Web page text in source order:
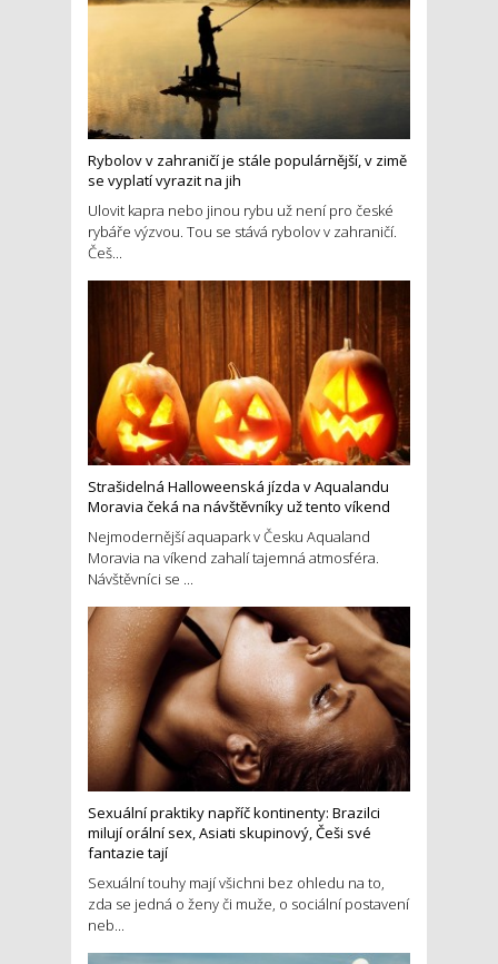
Rybolov v zahraničí je stále populárnější, v zimě
se vyplatí vyrazit na jih
Ulovit kapra nebo jinou rybu už není pro české
rybáře výzvou. Tou se stává rybolov v zahraničí.
Češ...
Strašidelná Halloweenská jízda v Aqualandu
Moravia čeká na návštěvníky už tento víkend
Nejmodernější aquapark v Česku Aqualand
Moravia na víkend zahalí tajemná atmosféra.
Návštěvníci se ...
Sexuální praktiky napříč kontinenty: Brazilci
milují orální sex, Asiati skupinový, Češi své
fantazie tají
Sexuální touhy mají všichni bez ohledu na to,
zda se jedná o ženy či muže, o sociální postavení
neb...